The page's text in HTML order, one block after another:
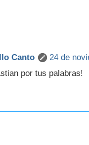
Canto
24 de
por tus palabras!